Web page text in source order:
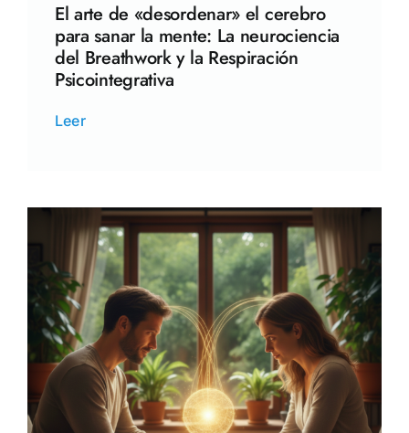
El arte de «desordenar» el cerebro
para sanar la mente: La neurociencia
del Breathwork y la Respiración
Psicointegrativa
Leer